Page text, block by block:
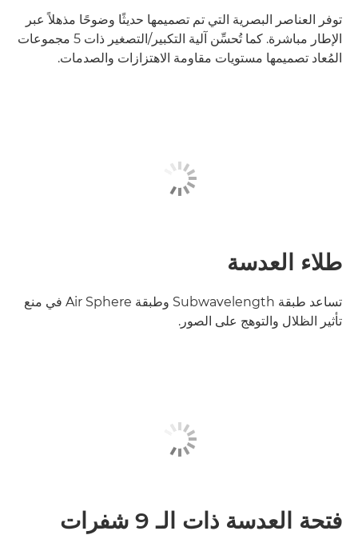
توفر العناصر البصرية التي تم تصميمها حديثًا وضوحًا مذهلاً عبر
الإطار مباشرة. كما تُحسِّن آلية التكبير/التصغير ذات 5 مجموعات
المُعاد تصميمها مستويات مقاومة الاهتزازات والصدمات.
طلاء العدسة
تساعد طبقة Subwavelength وطبقة Air Sphere في منع
تأثير الظلال والتوهج على الصور.
فتحة العدسة ذات الـ 9 شفرات